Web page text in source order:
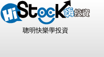
聰明快樂學投資